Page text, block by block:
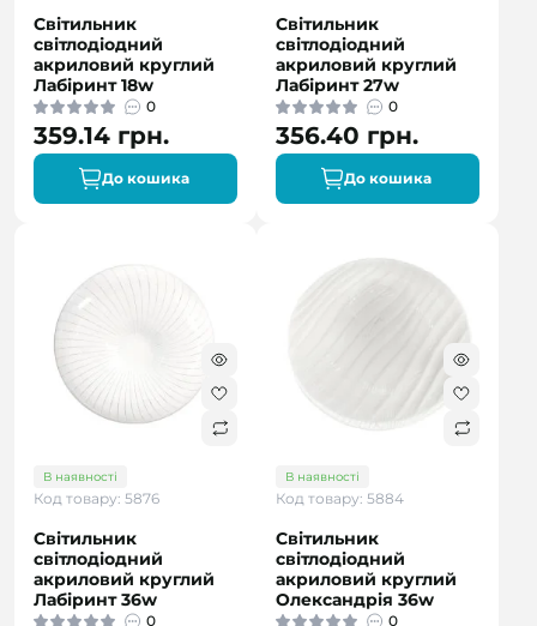
Світильник
світлодіодний
акриловий круглий
Лабіринт 18w
0
359.14 грн.
До кошика
Світильник
світлодіодний
акриловий круглий
Лабіринт 27w
0
356.40 грн.
До кошика
В наявності
Код товару: 5876
Світильник
світлодіодний
акриловий круглий
Лабіринт 36w
0
В наявності
Код товару: 5884
Світильник
світлодіодний
акриловий круглий
Олександрія 36w
0